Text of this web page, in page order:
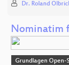
Dr. Roland
Nominatim
Grundlagen Open-